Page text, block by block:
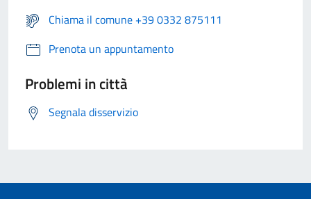
Chiama il comune +39 0332 875111
Prenota un appuntamento
Problemi in città
Segnala disservizio